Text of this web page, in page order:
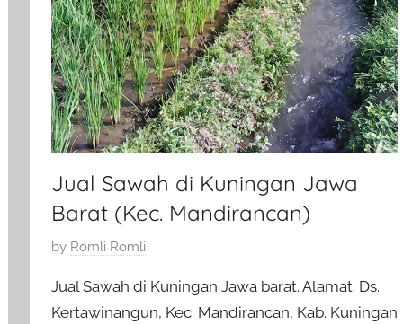
Jual Sawah di Kuningan Jawa
Barat (Kec. Mandirancan)
P
s
t
by Romli Romli
Jual Sawah di Kuningan Jawa barat. Alamat: Ds.
Kertawinangun, Kec. Mandirancan, Kab. Kuningan